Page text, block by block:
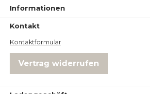
Informationen
Kontakt
Kontaktformular
Vertrag widerrufen